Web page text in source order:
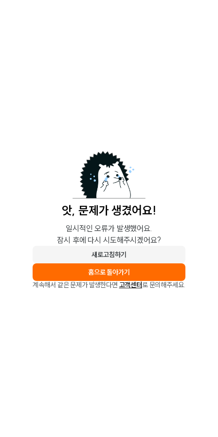
앗, 문제가 생겼어요!
일시적인 오류가 발생했어요.
잠시 후에 다시 시도해주시겠어요?
새로고침하기
홈으로 돌아가기
계속해서 같은 문제가 발생한다면 고객센터로 문의해주세요.